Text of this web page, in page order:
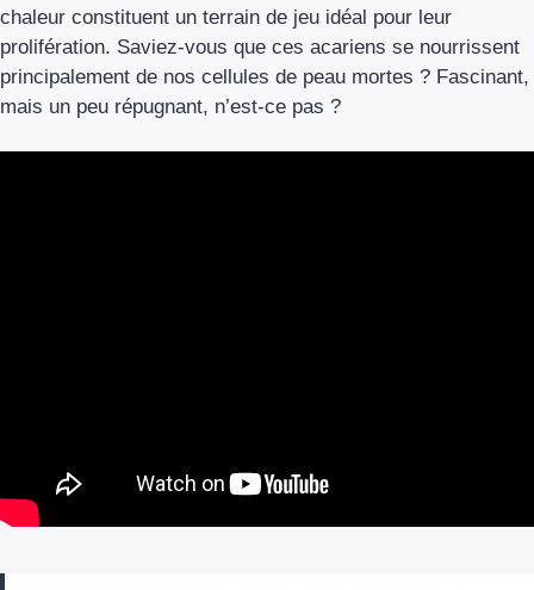
chaleur constituent un terrain de jeu idéal pour leur
prolifération. Saviez-vous que ces acariens se nourrissent
principalement de nos cellules de peau mortes ? Fascinant,
mais un peu répugnant, n’est-ce pas ?